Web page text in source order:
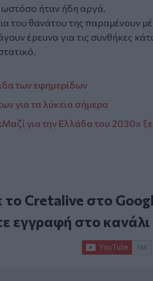
ήταν ήδη αργά.
του θανάτου της παραμένουν
έρευνα για τις συνθήκες
των εφημερίδων
για τα λύκεια σήμερα
για την Ελλάδα του 2030»
το Cretalive στο
εγγραφή στο